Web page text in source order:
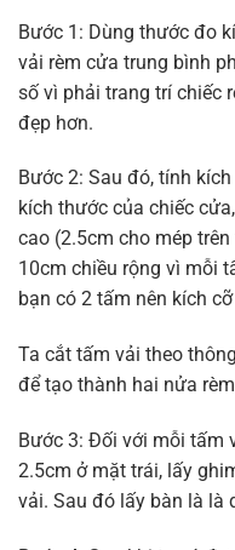
Bước 1: Dùng thước đo
vải rèm cửa trung bình
số vì phải trang trí chiếc
đẹp hơn.
Bước 2: Sau đó, tính
kích thước của chiếc
cao (2.5cm cho mép
10cm chiều rộng vì mỗi
bạn có 2 tấm nên kích
Ta cắt tấm vải theo
để tạo thành hai nửa
Bước 3: Đối với mỗi tấm
2.5cm ở mặt trái, lấy
vải. Sau đó lấy bàn là là